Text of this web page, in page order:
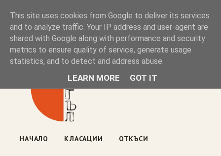
Книжен ъгъл
Блог на книжарницата — класации, откъси, нови книги
ул. „Оборище" 117, София· пон–пет 10:00–19:00 ·
НАЧАЛО КЛАСАЦИИ ОТКЪСИ
This site uses cookies from Google to deliver its services
and to analyze traffic. Your IP address and user-agent are
shared with Google along with performance and security
metrics to ensure quality of service, generate usage
statistics, and to detect and address abuse.
LEARN MORE GOT IT